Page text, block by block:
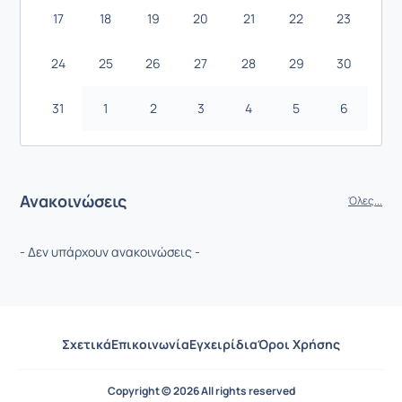
17 18 19 20 21 22 23
24 25 26 27 28 29 30
31 1 2 3 4 5 6
Ανακοινώσεις Όλες...
- Δεν υπάρχουν ανακοινώσεις -
ΣχετικάΕπικοινωνίαΕγχειρίδιαΌροι Χρήσης
Copyright © 2026 All rights reserved